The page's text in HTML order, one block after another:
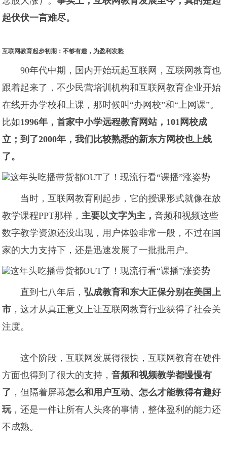
起伏伏一言难尽。
互联网教育起步初期：不够有趣，为盈利发愁
90年代中期，国内开始玩起互联网，互联网教育也
跟着起来了，不少民营培训机构和互联网教育企业开始
在线开办学校和上课，那时候叫“办网校”和“上网课”。
比如1996年，首家中小学远程教育网站，101网校成
立；到了2000年，我们比较熟悉的新东方网校也上线
了。
当时，互联网教育刚起步，它的授课形式就像在放
教学课程PPT那样，主要以文字为主 ，音频和视频这些
数字教学资源还没出现，用户体验非常一般，不过在国
家的大力支持下，还是迅速发展了一批批用户。
直到七八年后， 弘成教育和东大正保分别在美国上
市 ，这才从真正意义上让互联网教育行业获得了社会关
注度。
这个阶段，互联网发展得很快，互联网教育在硬件
方面也得到了很大的支持，音频和视频教学都慢慢有
了 ，但隔着屏幕怎么和用户互动、怎么才能教得有趣好
玩，还是一件让所有人头疼的事情，整体盈利的能力还
不成熟。